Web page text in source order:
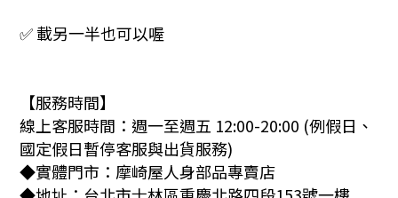
✅ 載另一半也可以喔
【服務時間】
線上客服時間：週一至週五 12:00-20:00 (例假日、
國定假日暫停客服與出貨服務)
◆實體門市：摩崎屋人身部品專賣店